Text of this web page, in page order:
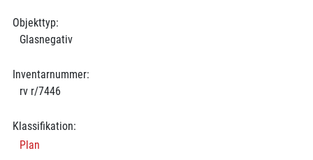
Objekttyp:
Glasnegativ
Inventarnummer:
rv r/7446
Klassifikation:
Plan